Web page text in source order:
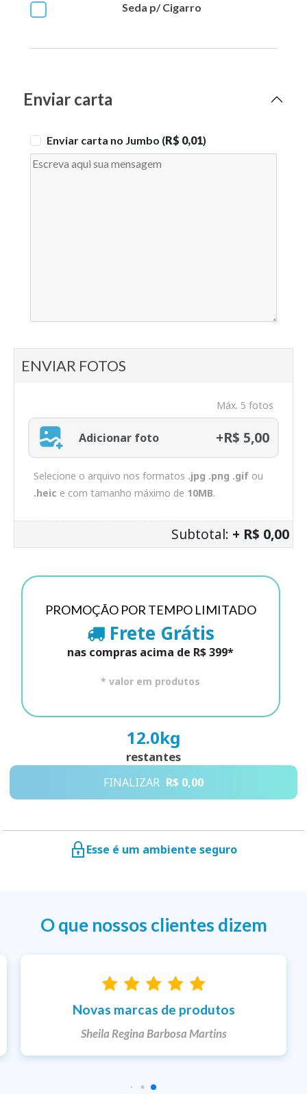
Seda p/ Cigarro
Enviar carta
Enviar carta no Jumbo (R$ 0,01)
ENVIAR FOTOS
Máx. 5 fotos
Adicionar foto +R$ 5,00
Selecione o arquivo nos formatos .jpg .png .gif ou
.heic e com tamanho máximo de 10MB.
Subtotal: + R$ 0,00
PROMOÇÃO POR TEMPO LIMITADO
Frete Grátis
nas compras acima de R$ 399*
* valor em produtos
12.0kg
restantes
FINALIZAR R$ 0,00
Esse é um ambiente seguro
O que nossos clientes dizem
Entrega rápida
Ketlem